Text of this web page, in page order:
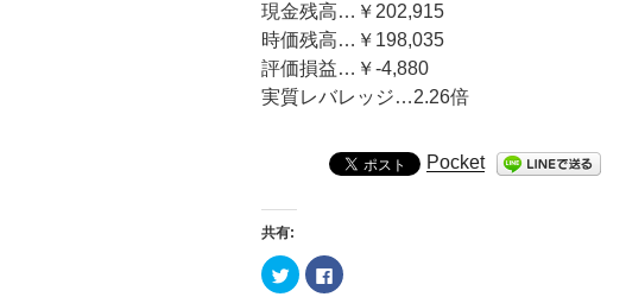
現金残高…￥202,915
時価残高…￥198,035
評価損益…￥-4,880
実質レバレッジ…2.26倍
Pocket
共有:
ク
リ
F
a